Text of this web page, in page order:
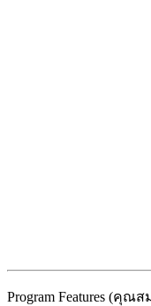
Program Features (คุ